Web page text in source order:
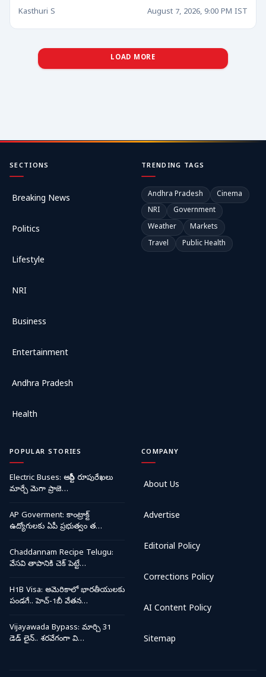
Kasthuri S August 7, 2026, 9:00 PM IST
LOAD MORE
SECTIONS
Breaking News
Politics
Lifestyle
NRI
Business
Entertainment
Andhra Pradesh
Health
TRENDING TAGS
Andhra Pradesh
Cinema
NRI
Government
Weather
Markets
Travel
Public Health
POPULAR STORIES
Electric Buses: ఆర్టీసీ రూపురేఖలు
మార్చే మెగా ప్రాజె…
AP Goverment: కాంట్రాక్ట్
ఉద్యోగులకు ఏపీ ప్రభుత్వం త…
Chaddannam Recipe Telugu:
వేసవి తాపానికి చెక్ పెట్టే…
H1B Visa: అమెరికాలో భారతీయులకు
పండగే.. హెచ్-1బీ వేతన…
Vijayawada Bypass: మార్చి 31
డెడ్ లైన్.. శరవేగంగా వి…
COMPANY
About Us
Advertise
Editorial Policy
Corrections Policy
AI Content Policy
Sitemap